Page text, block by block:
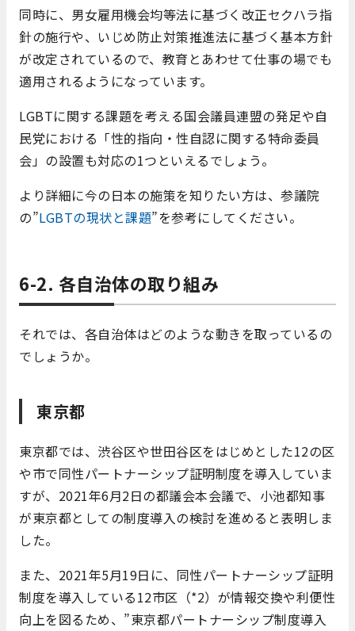
同時に、男女雇用機会均等法に基づく改正セクハラ指
針の施行や、いじめ防止対策推進法に基づく基本方針
が改定されているので、教育とあわせて仕事の場でも
適用されるようになっています。
LGBTに関する課題を考える国会議員連盟の発足や自
民党における「性的指向・性自認に関する特命委員
会」の設置も対応の1つといえるでしょう。
より詳細に今の日本の施策を知りたい方は、参議院
の”LGBTの現状と課題”を参考にしてください。
6-2. 各自治体の取り組み
それでは、各自治体はどのような動きを取っているの
でしょうか。
東京都
東京都では、渋谷区や世田谷区をはじめとした12の区
や市で同性パートナーシップ証明制度を導入していま
すが、2021年6月2日の都議会本会議で、小池都知事
が東京都としての制度導入の検討を進めると表明しま
した。
また、2021年5月19日に、同性パートナーシップ証明
制度を導入している12市区（*2）が情報交換や利便性
向上を図るため、”東京都パートナーシップ制度導入